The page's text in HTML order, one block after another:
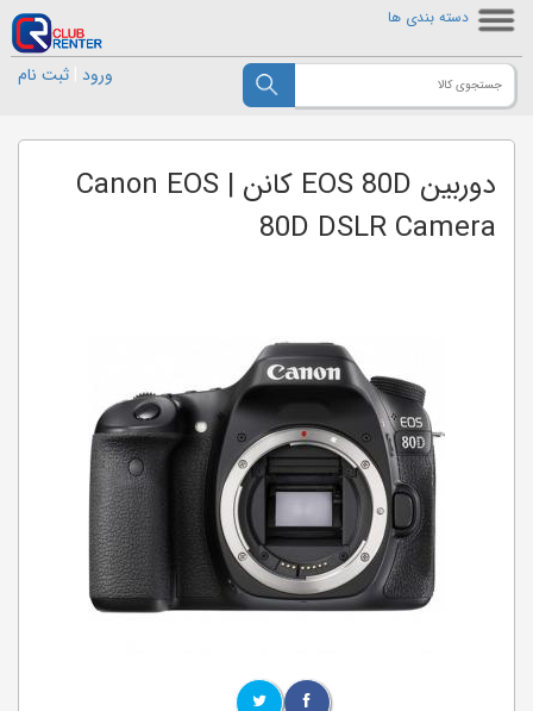
دسته بندی ها
ورود ثبت نام
دوربین EOS 80D کانن | Canon EOS
80D DSLR Camera